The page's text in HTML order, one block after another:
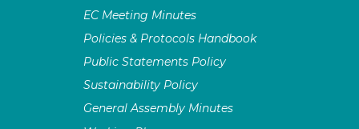
EC Meeting Minutes
Policies & Protocols Handbook
Public Statements Policy
Sustainability Policy
General Assembly Minutes